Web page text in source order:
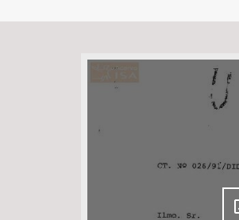
Área de Levantamento